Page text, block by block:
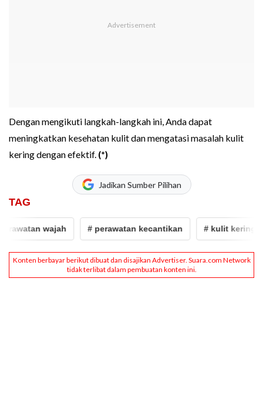
Dengan mengikuti langkah-langkah ini, Anda dapat
meningkatkan kesehatan kulit dan mengatasi masalah kulit
kering dengan efektif. (*)
Jadikan Sumber Pilihan
TAG
wajah # perawatan kecantikan # kulit kering